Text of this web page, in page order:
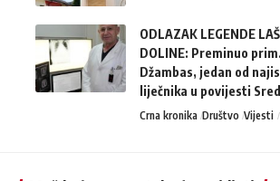
ODLAZAK LEGENDE
DOLINE: Preminuo
Džambas, jedan od
liječnika u povijesti
Crna kronika Društvo Vijesti